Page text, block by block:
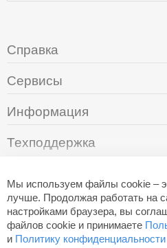
Мы используем файлы cookie –
лучше. Продолжая работать на
настройками браузера, вы
файлов cookie и принимаете
и Политику
Справка
Сервисы
Информация
Техподдержка
+7 (495) 249-05-94